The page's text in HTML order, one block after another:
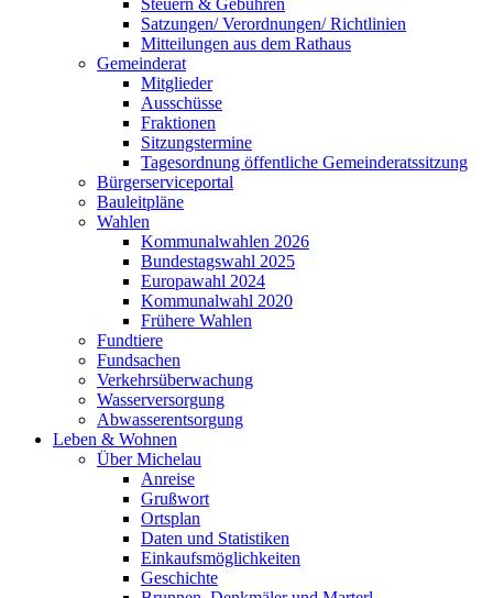
Steuern & Gebühren
Satzungen/ Verordnungen/ Richtlinien
Mitteilungen aus dem Rathaus
Gemeinderat
Mitglieder
Ausschüsse
Fraktionen
Sitzungstermine
Tagesordnung öffentliche Gemeinderatssitzung
Bürgerserviceportal
Bauleitpläne
Wahlen
Kommunalwahlen 2026
Bundestagswahl 2025
Europawahl 2024
Kommunalwahl 2020
Frühere Wahlen
Fundtiere
Fundsachen
Verkehrsüberwachung
Wasserversorgung
Abwasserentsorgung
Leben & Wohnen
Über Michelau
Anreise
Grußwort
Ortsplan
Daten und Statistiken
Einkaufsmöglichkeiten
Geschichte